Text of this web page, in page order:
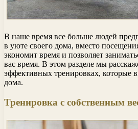
В наше время все больше людей
в уюте своего дома, вместо
экономит время и позволяет
вас время. В этом разделе мы
эффективных тренировках, которые
дома.
Тренировка с собственным